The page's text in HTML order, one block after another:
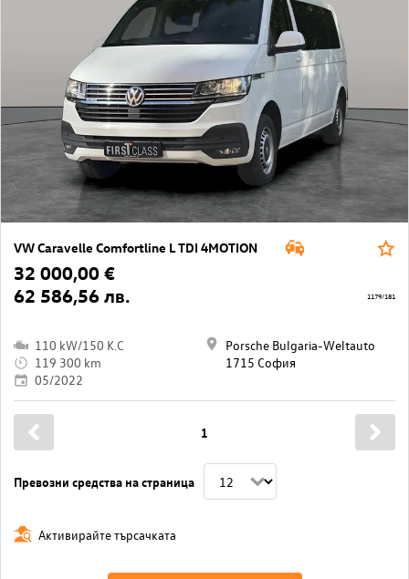
VW Caravelle Comfortline L TDI 4MOTION
32 000,00 €
62 586,56 лв.
110 kW/150 K.C
119 300 km
05/2022
Porsche Bulgaria-Weltauto
1715 София
1179/181
Превозни средства на страница
1
Активирайте търсачката